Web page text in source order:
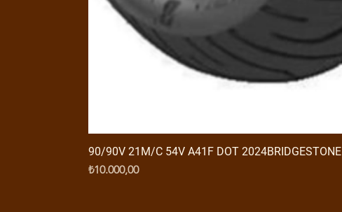
90/90V 21M/C 54V A41F DOT 2024BRIDGESTONE
Fiyat
₺10.000,00